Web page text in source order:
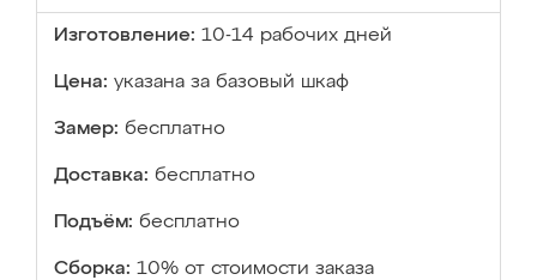
Изготовление: 10-14 рабочих дней
Цена: указана за базовый шкаф
Замер: бесплатно
Доставка: бесплатно
Подъём: бесплатно
Сборка: 10% от стоимости заказа